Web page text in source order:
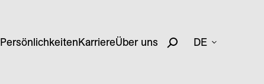
PersönlichkeitenKarriereÜber uns DE